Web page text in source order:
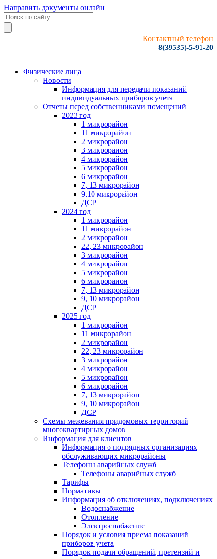
Направить документы онлайн
Контактный телефон
8(39535)-5-91-20
Физические лица
Новости
Информация для передачи показаний
индивидуальных приборов учета
Отчеты перед собственниками помещений
2023 год
1 микрорайон
11 микрорайон
2 микрорайон
3 микрорайон
4 микрорайон
5 микрорайон
6 микрорайон
7, 13 микрорайон
9,10 микрорайон
ДСР
2024 год
1 микрорайон
11 микрорайон
2 микрорайон
22, 23 микрорайон
3 микрорайон
4 микрорайон
5 микрорайон
6 микрорайон
7, 13 микрорайон
9, 10 микрорайон
ДСР
2025 год
1 микрорайон
11 микрорайон
2 микрорайон
22, 23 микрорайон
3 микрорайон
4 микрорайон
5 микрорайон
6 микрорайон
7, 13 микрорайон
9, 10 микрорайон
ДСР
Схемы межевания придомовых территорий
многоквартирных домов
Информация для клиентов
Информация о подрядных организациях
обслуживающих микрорайоны
Телефоны аварийных служб
Телефоны аварийных служб
Тарифы
Нормативы
Информация об отключениях, подключениях
Водоснабжение
Отопление
Электроснабжение
Порядок и условия приема показаний
приборов учета
Порядок подачи обращений, претензий и